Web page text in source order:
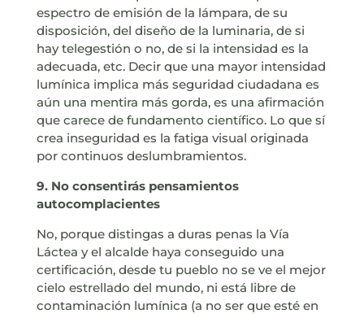
espectro de emisión de la lámpara, de su
disposición, del diseño de la luminaria, de si
hay telegestión o no, de si la intensidad es la
adecuada, etc. Decir que una mayor intensidad
lumínica implica más seguridad ciudadana es
aún una mentira más gorda, es una afirmación
que carece de fundamento científico. Lo que sí
crea inseguridad es la fatiga visual originada
por continuos deslumbramientos.
9. No consentirás pensamientos
autocomplacientes
No, porque distingas a duras penas la Vía
Láctea y el alcalde haya conseguido una
certificación, desde tu pueblo no se ve el mejor
cielo estrellado del mundo, ni está libre de
contaminación lumínica (a no ser que esté en